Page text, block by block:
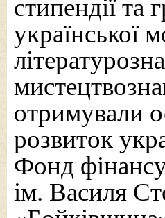
стипендії та
української
отримували
розвиток
Фонд
ім. Василя